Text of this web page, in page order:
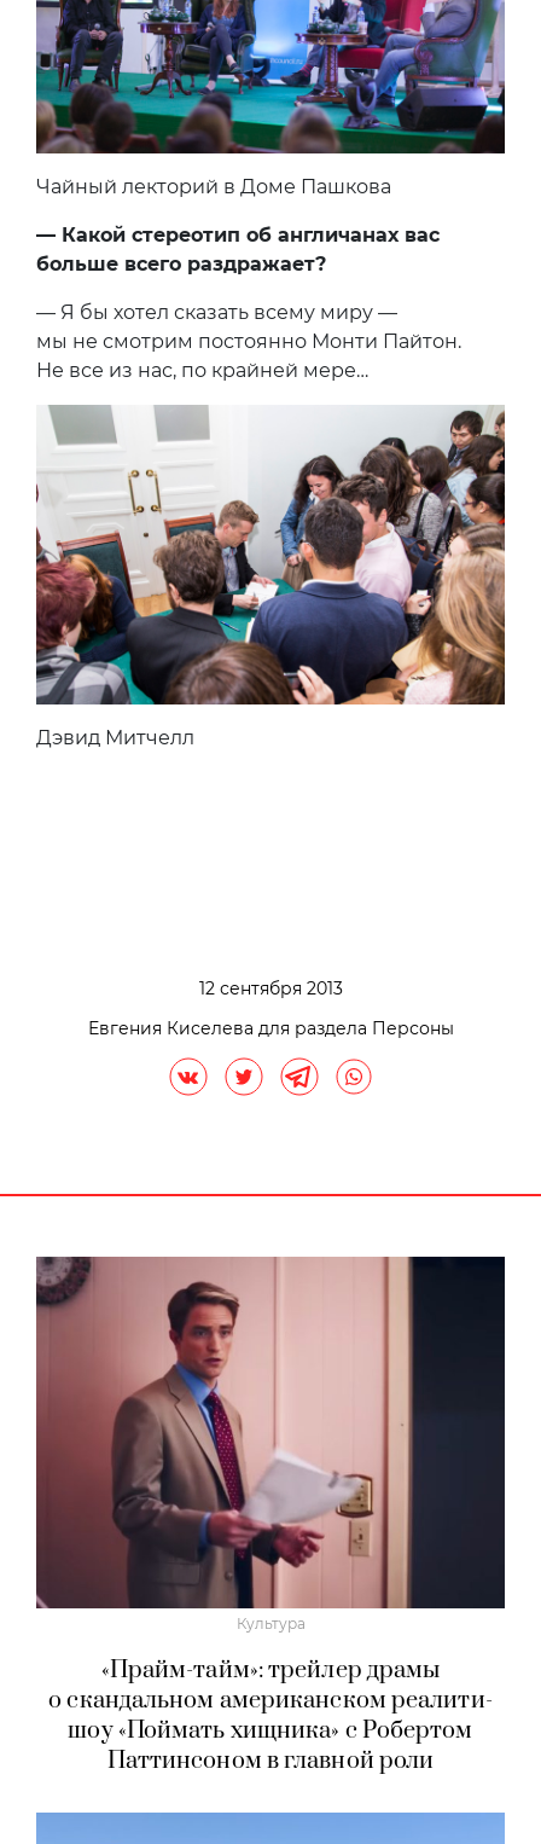
Чайный лекторий в Доме Пашкова
— Какой стереотип об англичанах вас
больше всего раздражает?
— Я бы хотел сказать всему миру —
мы не смотрим постоянно Монти Пайтон.
Не все из нас, по крайней мере…
Дэвид Митчелл
12 сентября 2013
Евгения Киселева для раздела Персоны
Культура
«Прайм-тайм»: трейлер драмы
о скандальном американском реалити-
шоу «Поймать хищника» с Робертом
Паттинсоном в главной роли